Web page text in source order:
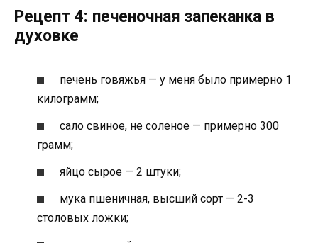
Рецепт 4: печеночная запеканка в
духовке
печень говяжья — у меня было примерно 1
килограмм;
сало свиное, не соленое — примерно 300
грамм;
яйцо сырое — 2 штуки;
мука пшеничная, высший сорт — 2-3
столовых ложки;